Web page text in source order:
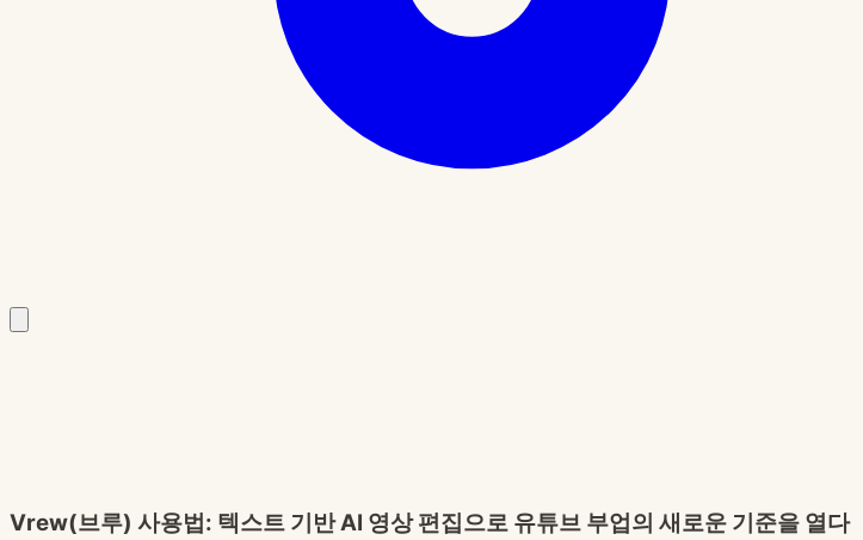
Vrew(브루) 사용법: 텍스트 기반 AI 영상 편집으로 유튜브 부업의 새로운 기준을 열다